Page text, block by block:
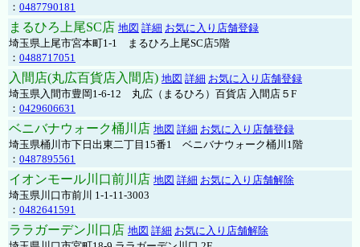
： 0487790181
まるひろ上尾SC店 地図 詳細 お気に入り店舗登録
埼玉県上尾市宮本町1-1 まるひろ上尾SC店5階
： 0488717051
入間店(丸広百貨店入間店) 地図 詳細 お気に入り店舗登録
埼玉県入間市豊岡1-6-12 丸広（まるひろ）百貨店 入間店５F
： 0429606631
ベニバナウォーク桶川店 地図 詳細 お気に入り店舗登録
埼玉県桶川市下日出東二丁目15番1 ベニバナウォーク桶川1階
： 0487895561
イオンモール川口前川店 地図 詳細 お気に入り店舗解除
埼玉県川口市前川 1-1-11-3003
： 0482641591
ララガーデン川口店 地図 詳細 お気に入り店舗解除